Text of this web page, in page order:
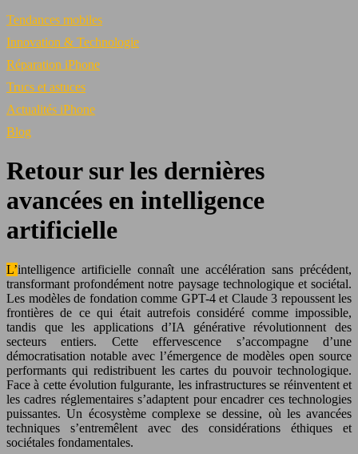
Tendances mobiles
Innovation & Technologie
Réparation iPhone
Trucs et astuces
Actualités iPhone
Blog
Retour sur les dernières
avancées en intelligence
artificielle
L’intelligence artificielle connaît une accélération sans précédent,
transformant profondément notre paysage technologique et sociétal.
Les modèles de fondation comme GPT-4 et Claude 3 repoussent les
frontières de ce qui était autrefois considéré comme impossible,
tandis que les applications d’IA générative révolutionnent des
secteurs entiers. Cette effervescence s’accompagne d’une
démocratisation notable avec l’émergence de modèles open source
performants qui redistribuent les cartes du pouvoir technologique.
Face à cette évolution fulgurante, les infrastructures se réinventent et
les cadres réglementaires s’adaptent pour encadrer ces technologies
puissantes. Un écosystème complexe se dessine, où les avancées
techniques s’entremêlent avec des considérations éthiques et
sociétales fondamentales.